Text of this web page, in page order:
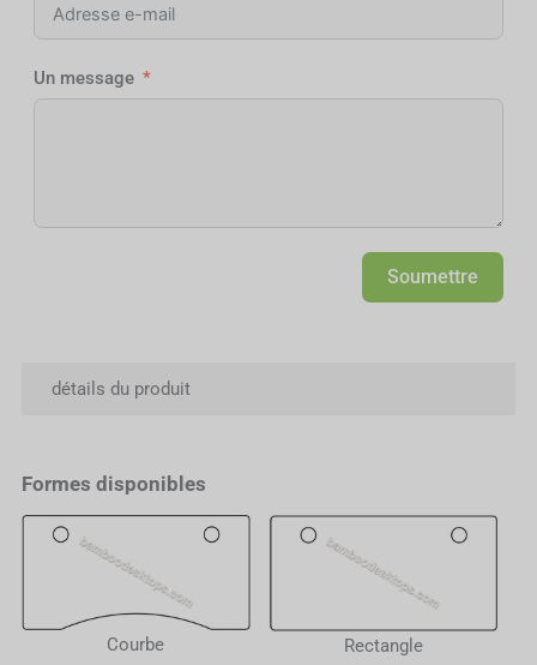
Un message
Soumettre
détails du produit
Formes disponibles
Courbe Rectangle